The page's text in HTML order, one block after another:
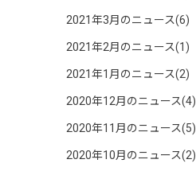
2021年3月のニュース(6)
2021年2月のニュース(1)
2021年1月のニュース(2)
2020年12月のニュース(4)
2020年11月のニュース(5)
2020年10月のニュース(2)